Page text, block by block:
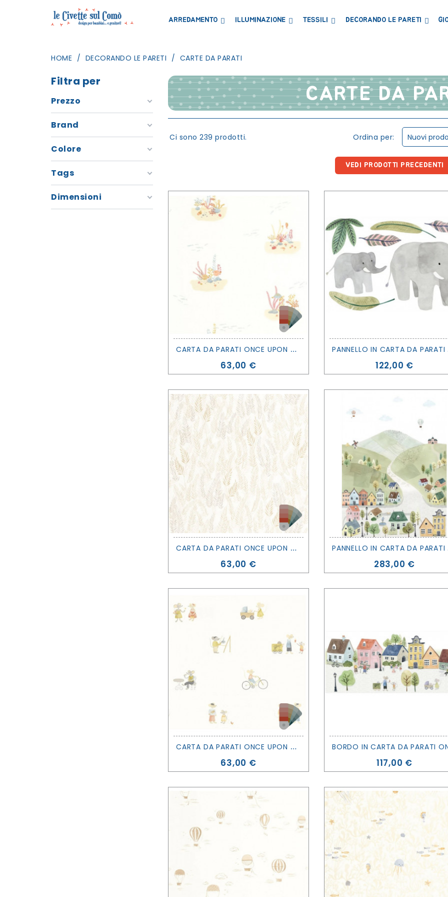
ARREDAMENTO ILLUMINAZIONE TESSILI DECORANDO LE PARETI
HOME DECORANDO LE PARETI CARTE DA PARATI
Filtra per
Prezzo
Brand
Colore
Tags
Dimensioni
CARTE DA
Ci sono 239 prodotti. Ordina per: Nuovi
VEDI PRODOTTI PRECEDENTI
C
ARTA DA PARATI ONCE UPON A TIME 2 - CORAL REEF - CASADECO
Prezzo
63,00 € Prezzo
122,00 €
C
ARTA DA PARATI ONCE UPON A TIME 2 - WALK IN THE JUNGLE - CASADECO
Prezzo
63,00 € Prezzo
283,00 €
C
ARTA DA PARATI ONCE UPON A TIME 2 - NEIGHBORHOOD OF THE VILLAGE - CASADECO
Prezzo
63,00 € Prezzo
117,00 €